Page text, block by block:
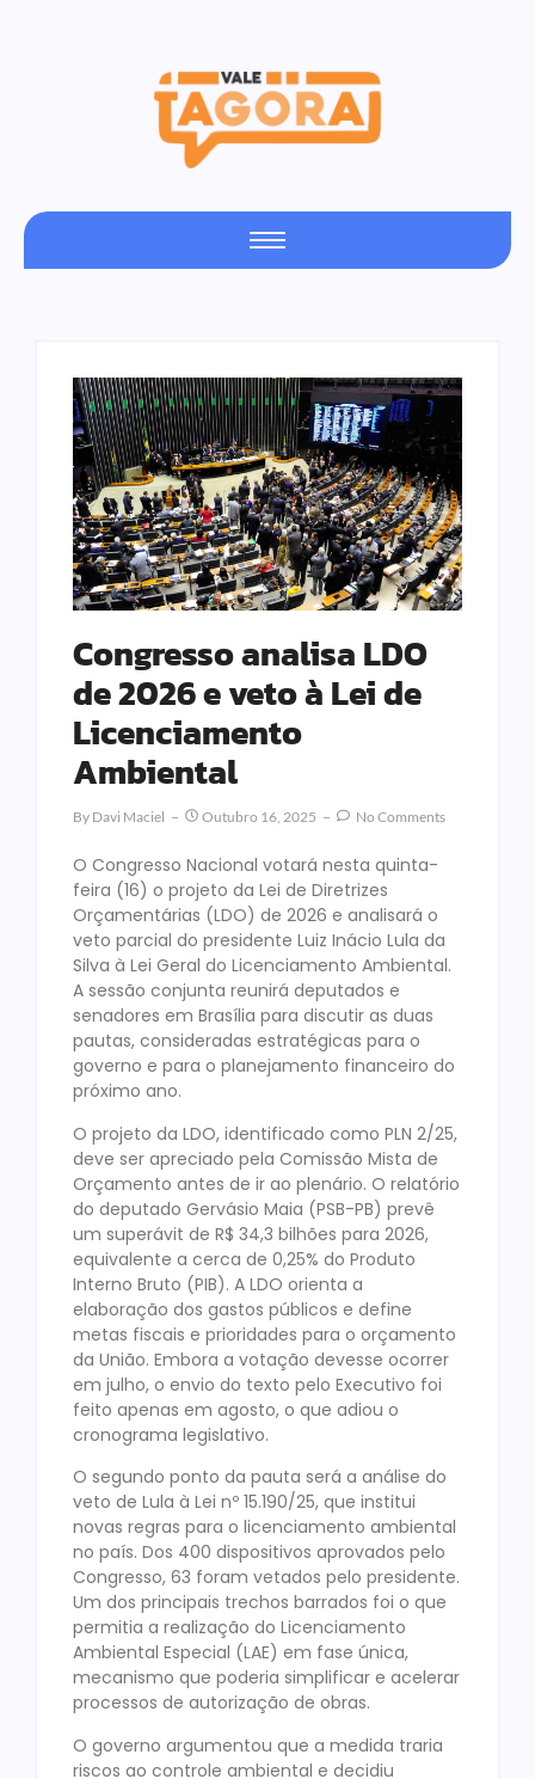
Congresso analisa LDO
de 2026 e veto à Lei de
Licenciamento
Ambiental
By Davi Maciel Outubro 16, 2025 No Comments
O Congresso Nacional votará nesta quinta-
feira (16) o projeto da Lei de Diretrizes
Orçamentárias (LDO) de 2026 e analisará o
veto parcial do presidente Luiz Inácio Lula da
Silva à Lei Geral do Licenciamento Ambiental.
A sessão conjunta reunirá deputados e
senadores em Brasília para discutir as duas
pautas, consideradas estratégicas para o
governo e para o planejamento financeiro do
próximo ano.
O projeto da LDO, identificado como PLN 2/25,
deve ser apreciado pela Comissão Mista de
Orçamento antes de ir ao plenário. O relatório
do deputado Gervásio Maia (PSB-PB) prevê
um superávit de R$ 34,3 bilhões para 2026,
equivalente a cerca de 0,25% do Produto
Interno Bruto (PIB). A LDO orienta a
elaboração dos gastos públicos e define
metas fiscais e prioridades para o orçamento
da União. Embora a votação devesse ocorrer
em julho, o envio do texto pelo Executivo foi
feito apenas em agosto, o que adiou o
cronograma legislativo.
O segundo ponto da pauta será a análise do
veto de Lula à Lei nº 15.190/25, que institui
novas regras para o licenciamento ambiental
no país. Dos 400 dispositivos aprovados pelo
Congresso, 63 foram vetados pelo presidente.
Um dos principais trechos barrados foi o que
permitia a realização do Licenciamento
Ambiental Especial (LAE) em fase única,
mecanismo que poderia simplificar e acelerar
processos de autorização de obras.
O governo argumentou que a medida traria
riscos ao controle ambiental e decidiu